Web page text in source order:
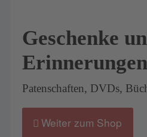
Geschenke
Erinnerungen
Patenschaften, DVDs,
Weiter zum Shop